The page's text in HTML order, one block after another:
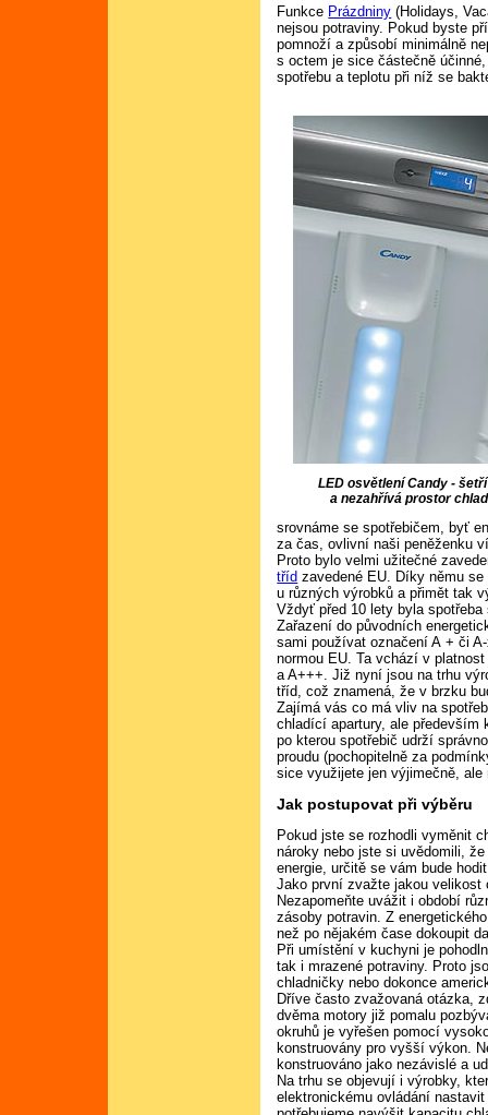
Funkce Prázdniny (Holidays,
nejsou potraviny. Pokud byste
pomnoží a způsobí minimálně
s octem je sice částečně
spotřebu a teplotu při níž se
LED osvětlení Candy -
a nezahřívá prostor
srovnáme se spotřebičem, byť
za čas, ovlivní naši peněženku
Proto bylo velmi užitečné
tříd zavedené EU. Díky němu
u různých výrobků a přimět tak
Vždyť před 10 lety byla
Zařazení do původních
sami používat označení A + či
normou EU. Ta vchází v
a A+++. Již nyní jsou na trhu
tříd, což znamená, že v brzku
Zajímá vás co má vliv na
chladící apartury, ale především
po kterou spotřebič udrží
proudu (pochopitelně za
sice využijete jen výjimečně, ale
Jak postupovat při výběru
Pokud jste se rozhodli vyměnit
nároky nebo jste si uvědomili,
energie, určitě se vám bude
Jako první zvažte jakou velikost
Nezapomeňte uvážit i období
zásoby potravin. Z
než po nějakém čase dokoupit
Při umístění v kuchyni je
tak i mrazené potraviny. Proto
chladničky nebo dokonce
Dříve často zvažovaná otázka,
dvěma motory již pomalu
okruhů je vyřešen pomocí
konstruovány pro vyšší výkon.
konstruováno jako nezávislé a
Na trhu se objevují i výrobky,
elektronickému ovládání